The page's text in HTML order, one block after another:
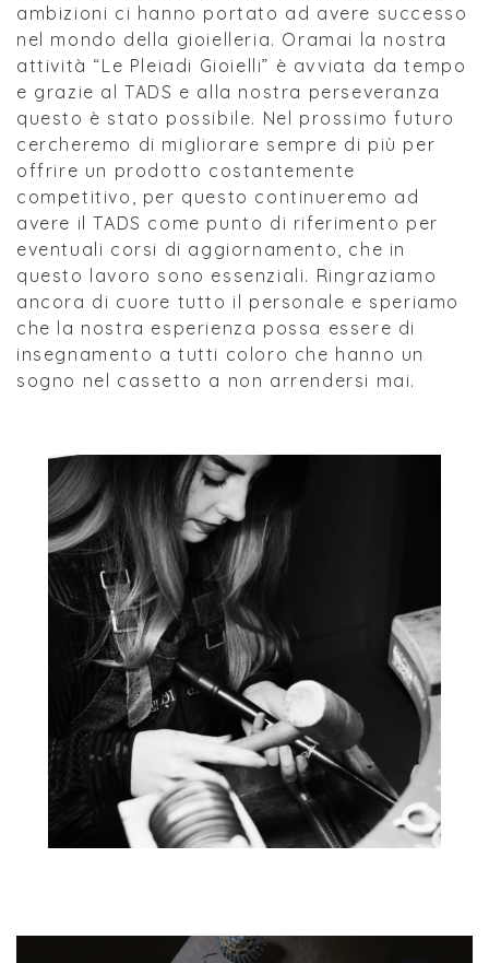
ambizioni ci hanno portato ad avere successo
nel mondo della gioielleria. Oramai la nostra
attività “Le Pleiadi Gioielli” è avviata da tempo
e grazie al TADS e alla nostra perseveranza
questo è stato possibile. Nel prossimo futuro
cercheremo di migliorare sempre di più per
offrire un prodotto costantemente
competitivo, per questo continueremo ad
avere il TADS come punto di riferimento per
eventuali corsi di aggiornamento, che in
questo lavoro sono essenziali. Ringraziamo
ancora di cuore tutto il personale e speriamo
che la nostra esperienza possa essere di
insegnamento a tutti coloro che hanno un
sogno nel cassetto a non arrendersi mai.